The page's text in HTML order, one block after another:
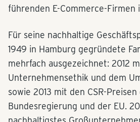
führenden E-Commerce-Firmen
Für seine nachhaltige
1949 in Hamburg gegründete
mehrfach ausgezeichnet: 2012
Unternehmensethik und dem
sowie 2013 mit den CSR-Preisen
Bundesregierung und der EU.